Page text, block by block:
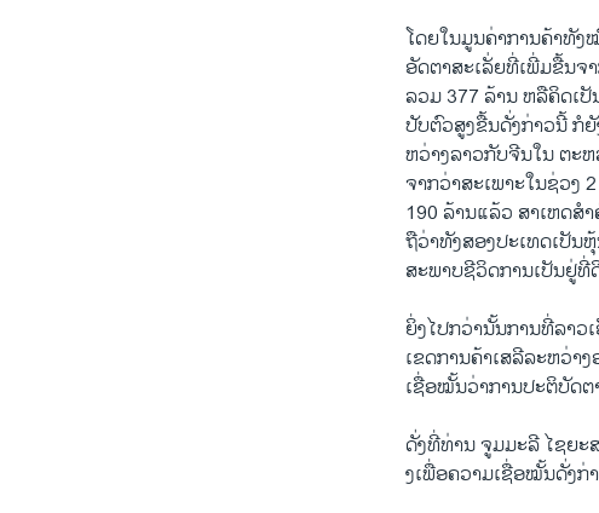
ໂດຍ​ໃນ​ມູນ​ຄ່າ​ການ​ຄ້າ​ທັງ​
ອັດຕາ​ສະ​ເລັ່ຍທີ່​ເພີ່ມ​ຂື້ນ​ຈ
ລວມ 377 ລ້ານ ຫລື​ຄິດ​ເ
ປັບ​ຕົວ​ສູງ​ຂື້ນ​ດັ່ງກ່າວ​ນີ້ ກໍ​
ຫວ່າງ​ລາວ​ກັບ​ຈີນ​ໃນ ຕະ
ຈາກ​ວ່າ​ສະ​ເພາະ​ໃນ​ຊ່ວງ
190 ລ້ານ​ແລ້ວ ສາ​ເຫດ​ສ
ຖື​ວ່າ​ທັງ​ສອງ​ປະ​ເທດ​ເປັນ​
ສະພາບ​ຊີວິດ​ການ​ເປັນ​ຢູ່ທີ່​
ຍິ່ງ​ໄປ​ກວ່າ​ນັ້ນການ​ທີ່​ລາວ​
ເຂດ​ການ​ຄ້າ​ເສລີ​ລະຫວ່າ
ເຊື່ອໝັ້ນ​ວ່າການ​ປະຕິບັດ​
ດັ່ງ​ທີ່​ທ່ານ ຈູມ​ມະ​ລີ ​ໄຊ​ຍ
ງ​ເພື່ອ​ຄວາມ​ເຊື່ອ​ໝັ້ນ​ດັ່ງກ່